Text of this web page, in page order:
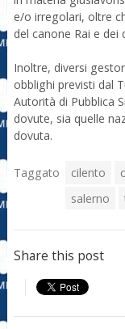
e/o irregolari, oltre
del canone Rai e dei
Inoltre, diversi
obblighi previsti dal
Autorità di Pubblica
dovute, sia quelle
dovuta.
Taggato cilento
salerno
Share this post